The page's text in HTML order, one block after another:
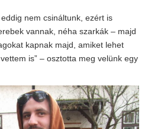
nem csináltunk, ezért is
vannak, néha szarkák – majd
kapnak majd, amiket lehet
is” – osztotta meg velünk egy